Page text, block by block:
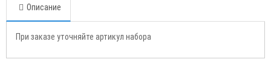
Описание
При заказе уточняйте артикул набора